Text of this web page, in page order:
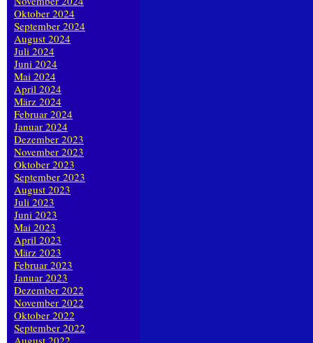
Oktober 2024
September 2024
August 2024
Juli 2024
Juni 2024
Mai 2024
April 2024
März 2024
Februar 2024
Januar 2024
Dezember 2023
November 2023
Oktober 2023
September 2023
August 2023
Juli 2023
Juni 2023
Mai 2023
April 2023
März 2023
Februar 2023
Januar 2023
Dezember 2022
November 2022
Oktober 2022
September 2022
August 2022